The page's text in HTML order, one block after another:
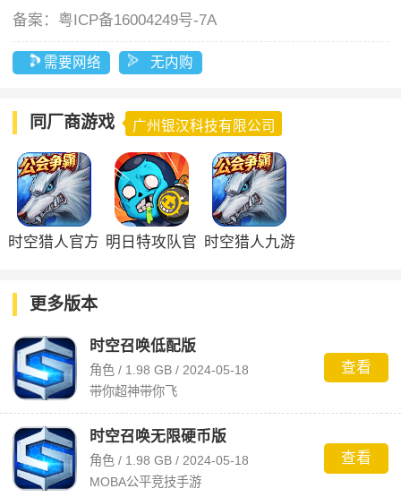
备案： 粤ICP备16004249号-7A
需要网络 无内购
同厂商游戏 广州银汉科技有限公司
时空猎人官方 明日特攻队官 时空猎人九游
更多版本
时空召唤低配版
角色 / 1.98 GB / 2024-05-18
带你超神带你飞
查看
时空召唤无限硬币版
角色 / 1.98 GB / 2024-05-18
MOBA公平竞技手游
查看